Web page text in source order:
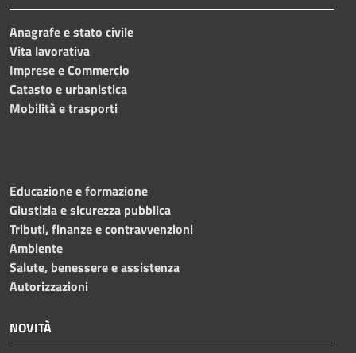
Anagrafe e stato civile
Vita lavorativa
Imprese e Commercio
Catasto e urbanistica
Mobilità e trasporti
Educazione e formazione
Giustizia e sicurezza pubblica
Tributi, finanze e contravvenzioni
Ambiente
Salute, benessere e assistenza
Autorizzazioni
NOVITÀ